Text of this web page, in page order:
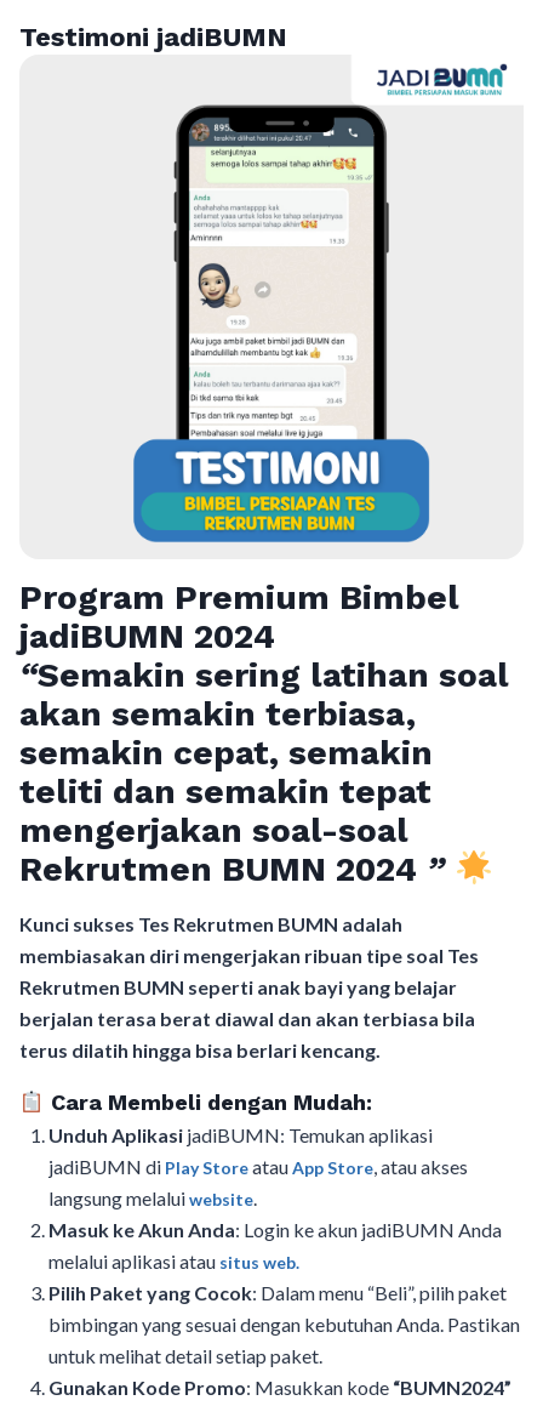
Testimoni jadiBUMN
Program Premium Bimbel
jadiBUMN 2024
“Semakin sering latihan soal
akan semakin terbiasa,
semakin cepat, semakin
teliti dan semakin tepat
mengerjakan soal-soal
Rekrutmen BUMN 2024 ”
Kunci sukses Tes Rekrutmen BUMN adalah
membiasakan diri mengerjakan ribuan tipe soal Tes
Rekrutmen BUMN seperti anak bayi yang belajar
berjalan terasa berat diawal dan akan terbiasa bila
terus dilatih hingga bisa berlari kencang.
Cara Membeli dengan Mudah:
Unduh Aplikasi jadiBUMN: Temukan aplikasi
jadiBUMN di Play StoreatauApp Store, atau akses
langsung melaluiwebsite.
Masuk ke Akun Anda: Login ke akun jadiBUMN Anda
melalui aplikasi atau situs web.
Pilih Paket yang Cocok: Dalam menu “Beli”, pilih paket
bimbingan yang sesuai dengan kebutuhan Anda. Pastikan
untuk melihat detail setiap paket.
Gunakan Kode Promo: Masukkan kode “BUMN2024”